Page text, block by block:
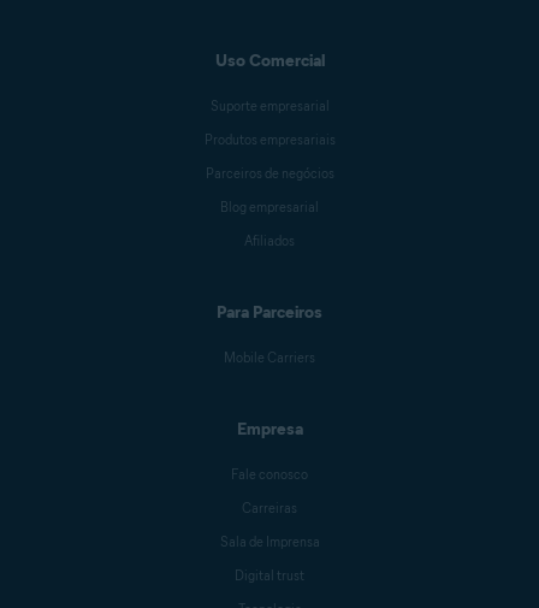
Uso Comercial
Suporte empresarial
Produtos empresariais
Parceiros de negócios
Blog empresarial
Afiliados
Para Parceiros
Mobile Carriers
Empresa
Fale conosco
Carreiras
Sala de Imprensa
Digital trust